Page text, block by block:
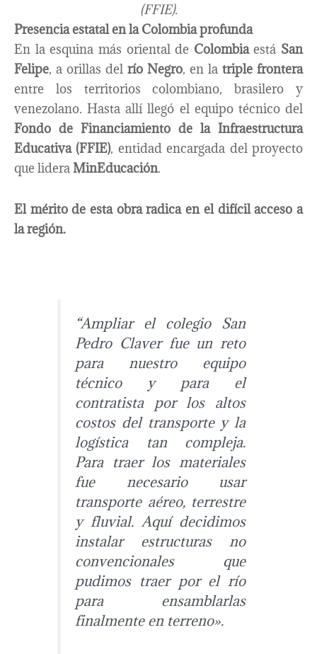
(FFIE).
Presencia estatal en la Colombia profunda​​
En la esquina más oriental de Colombiaestá San
Felipe, a orillas del río Negro, en la triple frontera
entre los territorios colombiano, brasilero y
venezolano. Hasta allí llegó el equipo técnico del
Fondo de Financiamiento de la Infraestructura
Educativa (FFIE), entidad encargada del proyecto
que lideraMinEducación.
El mérito de esta obra radica en el difícil acceso a
la región.
“Ampliar el colegio San
Pedro Claver fue un reto
para nuestro equipo
técnico y para el
contratista por los altos
costos del transporte y la
logística tan compleja.
Para traer los materiales
fue necesario usar
transporte aéreo, terrestre
y fluvial. Aquí decidimos
instalar estructuras no
convencionales que
pudimos traer por el río
para ensamblarlas
finalmente en terreno».